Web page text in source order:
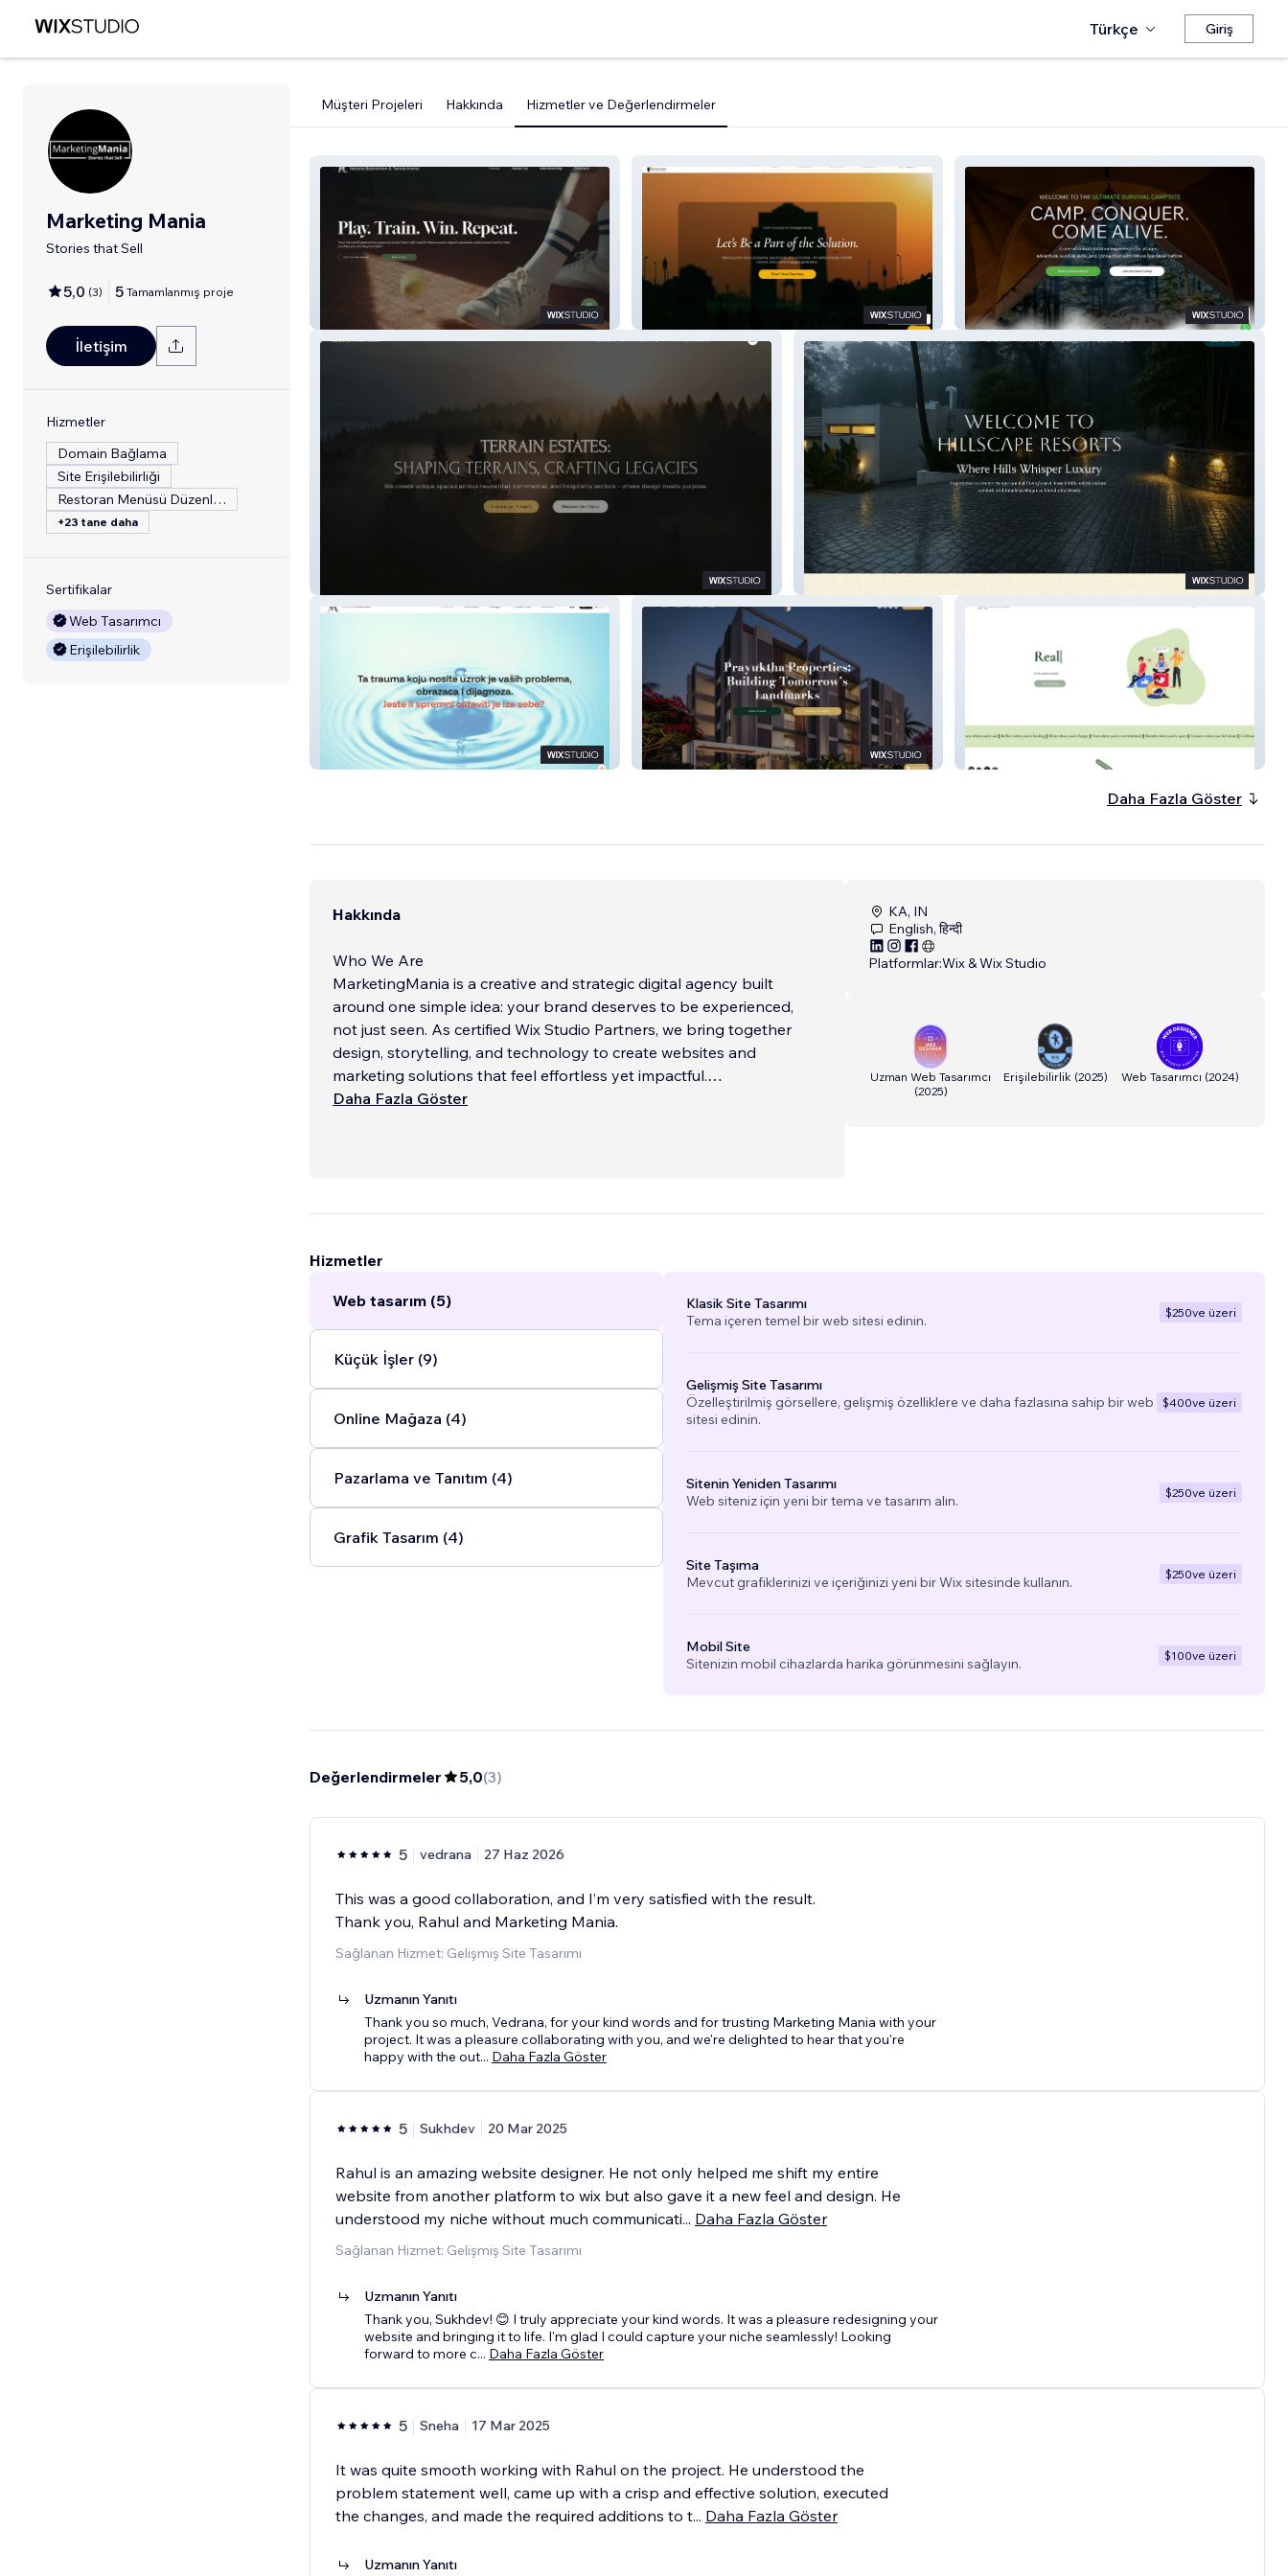
Türkçe Giriş
Marketing Mania
Stories that Sell
5,0 (3) 5 Tamamlanmış proje
İletişim
Hizmetler
Domain Bağlama
Site Erişilebilirliği
Restoran Menüsü Düzenleme
+23 tane daha
Sertifikalar
Web Tasarımcı
Erişilebilirlik
Müşteri Projeleri Hakkında Hizmetler ve Değerlendirmeler
Netoria Ultimate Survival Camp
Vedrana Mestrovic Prayuktha Properties
Daha Fazla Göster
Hakkında
Who We Are
MarketingMania is a creative and strategic digital agency built
around one simple idea: your brand deserves to be experienced,
not just seen. As certified Wix Studio Partners, we bring together
design, storytelling, and technology to create websites and
marketing solutions that feel effortless yet impactful.
inspire action. Beyond websites, we help brands grow with
experience seamlessly across platforms.
Daha Fazla Göster
KA, IN
English, हिन्दी
Platformlar:Wix & Wix Studio
Uzman Web Tasarımcı
(2025)
Erişilebilirlik (2025) Web Tasarımcı (2024)
Hizmetler
Web tasarım (5)
Küçük İşler (9)
Online Mağaza (4)
Pazarlama ve Tanıtım (4)
Grafik Tasarım (4)
Klasik Site Tasarımı
Tema içeren temel bir web sitesi edinin.
$250ve üzeri
Gelişmiş Site Tasarımı
Özelleştirilmiş görsellere, gelişmiş özelliklere ve daha fazlasına sahip bir web
sitesi edinin.
$400ve üzeri
Sitenin Yeniden Tasarımı
Web siteniz için yeni bir tema ve tasarım alın.
$250ve üzeri
Site Taşıma
Mevcut grafiklerinizi ve içeriğinizi yeni bir Wix sitesinde kullanın.
$250ve üzeri
Mobil Site
Sitenizin mobil cihazlarda harika görünmesini sağlayın.
$100ve üzeri
Değerlendirmeler 5,0(3)
5 vedrana 27 Haz 2026
This was a good collaboration, and I’m very satisfied with the result.
Thank you, Rahul and Marketing Mania.
Sağlanan Hizmet: Gelişmiş Site Tasarımı
Uzmanın Yanıtı
Thank you so much, Vedrana, for your kind words and for trusting Marketing Mania with your
project. It was a pleasure collaborating with you, and we're delighted to hear that you're
happy with the out... Daha Fazla Göster
5 Sukhdev 20 Mar 2025
Rahul is an amazing website designer. He not only helped me shift my entire
website from another platform to wix but also gave it a new feel and design. He
understood my niche without much communicati... Daha Fazla Göster
Sağlanan Hizmet: Gelişmiş Site Tasarımı
Uzmanın Yanıtı
Thank you, Sukhdev! 😊 I truly appreciate your kind words. It was a pleasure redesigning your
website and bringing it to life. I'm glad I could capture your niche seamlessly! Looking
forward to more c... Daha Fazla Göster
5 Sneha 17 Mar 2025
It was quite smooth working with Rahul on the project. He understood the
problem statement well, came up with a crisp and effective solution, executed
the changes, and made the required additions to t... Daha Fazla Göster
Uzmanın Yanıtı